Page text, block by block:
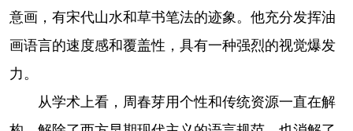
意画，有宋代山水和草书笔法的迹象。他充分发挥油
画语言的速度感和覆盖性，具有一种强烈的视觉爆发
力。
从学术上看，周春芽用个性和传统资源一直在解